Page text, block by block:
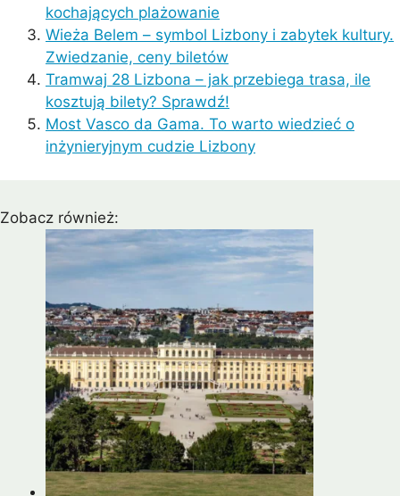
kochających plażowanie
Wieża Belem – symbol Lizbony i zabytek kultury.
Zwiedzanie, ceny biletów
Tramwaj 28 Lizbona – jak przebiega trasa, ile
kosztują bilety? Sprawdź!
Most Vasco da Gama. To warto wiedzieć o
inżynieryjnym cudzie Lizbony
Zobacz również: